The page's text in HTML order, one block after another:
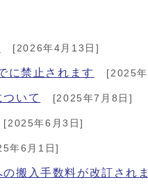
[2026年4月13日]
に禁止されます [2025
いて [2025年7月8日]
[2025年6月3日]
年6月1日]
搬入手数料が改訂され